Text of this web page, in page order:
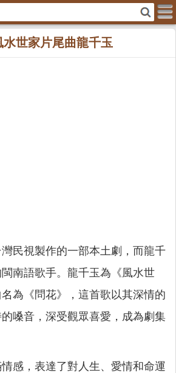
水世家片尾曲龍千玉
灣民視製作的一部本土劇，而龍千
南語歌手。龍千玉為《風水世
為《問花》，這首歌以其深情的
嗓音，深受觀眾喜愛，成為劇集
情感，表達了對人生、愛情和命運